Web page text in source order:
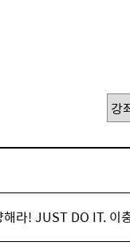
라! JUST DO IT. 이